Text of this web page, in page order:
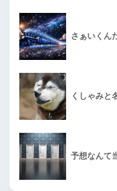
さぁいくん
くしゃみと
予想なんて